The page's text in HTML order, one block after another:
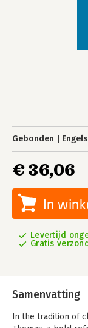
Gebonden Engels
€ 36,06
In
Levertijd
Gratis
Samenvatting
In the tradition of